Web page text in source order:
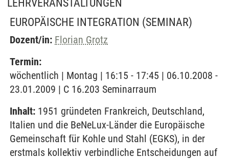
LEHRVERANSTALTUNGEN
EUROPÄISCHE INTEGRATION (SEMINAR)
Dozent/in: Florian Grotz
Termin:
wöchentlich | Montag | 16:15 - 17:45 | 06.10.2008 -
23.01.2009 | C 16.203 Seminarraum
Inhalt: 1951 gründeten Frankreich, Deutschland,
Italien und die BeNeLux-Länder die Europäische
Gemeinschaft für Kohle und Stahl (EGKS), in der
erstmals kollektiv verbindliche Entscheidungen auf